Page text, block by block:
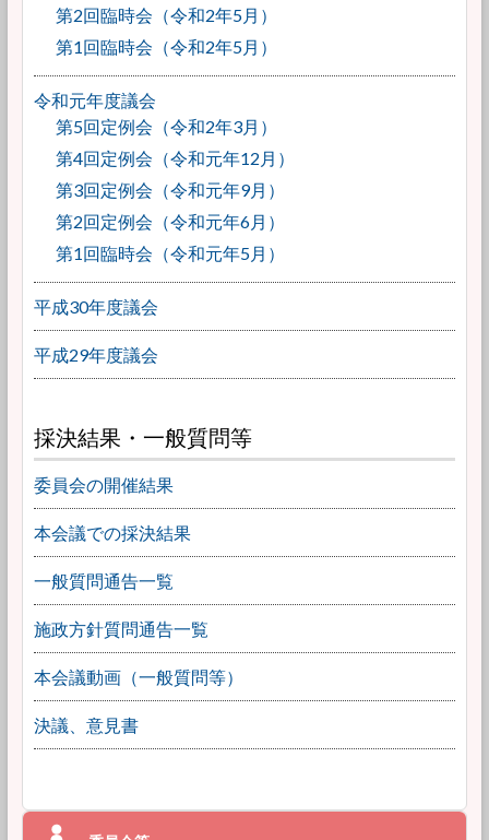
第2回臨時会（令和2年5月）
第1回臨時会（令和2年5月）
令和元年度議会
第5回定例会（令和2年3月）
第4回定例会（令和元年12月）
第3回定例会（令和元年9月）
第2回定例会（令和元年6月）
第1回臨時会（令和元年5月）
平成30年度議会
平成29年度議会
採決結果・一般質問等
委員会の開催結果
本会議での採決結果
一般質問通告一覧
施政方針質問通告一覧
本会議動画（一般質問等）
決議、意見書